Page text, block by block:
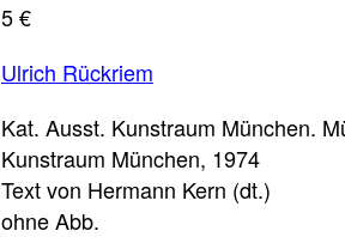
5 €
Ulrich Rückriem
Kat. Ausst. Kunstraum München.
Kunstraum München, 1974
Text von Hermann Kern (dt.)
ohne Abb.